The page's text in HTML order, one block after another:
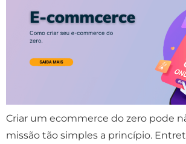
Criar um ecommerce do zero pode
missão tão simples a princípio.